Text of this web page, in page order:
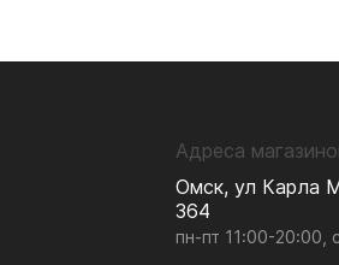
Адреса
Омск, ул Карла
364
пн-пт 11:00-20:00,